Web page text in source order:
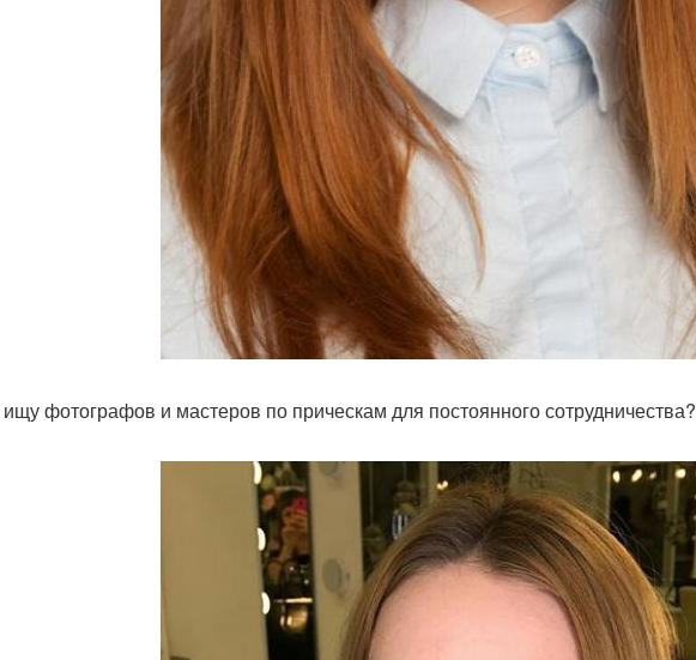
фотографов и мастеров по прическам для постоянного сотрудничества?